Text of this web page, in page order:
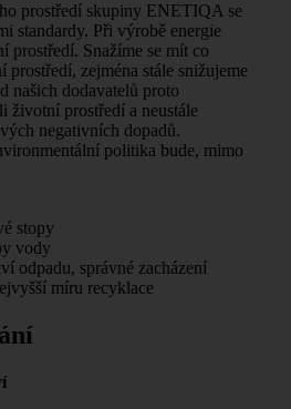
prostředí skupiny ENETIQA se
standardy. Při výrobě energie
prostředí. Snažíme se mít co
prostředí, zejména stále snižujeme
našich dodavatelů proto
životní prostředí a neustále
negativních dopadů.
politika bude, mimo
stopy
vody
odpadu, správné zacházení
míru recyklace